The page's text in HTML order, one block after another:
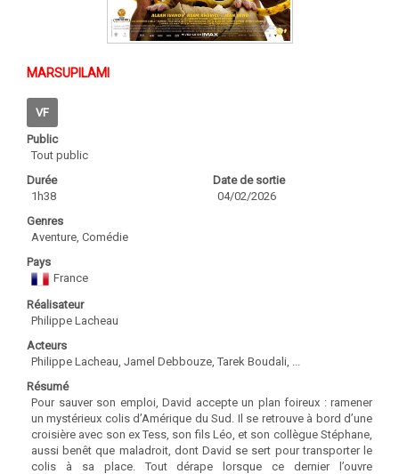
MARSUPILAMI
VF
Public
Tout public
Durée
1h38
Date de sortie
04/02/2026
Genres
Aventure, Comédie
Pays
France
Réalisateur
Philippe Lacheau
Acteurs
Philippe Lacheau, Jamel Debbouze, Tarek Boudali, ...
Résumé
Pour sauver son emploi, David accepte un plan foireux : ramener
un mystérieux colis d’Amérique du Sud. Il se retrouve à bord d’une
croisière avec son ex Tess, son fils Léo, et son collègue Stéphane,
aussi benêt que maladroit, dont David se sert pour transporter le
colis à sa place. Tout dérape lorsque ce dernier l’ouvre